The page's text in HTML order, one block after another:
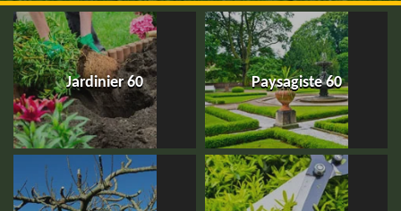
Jardinier 60 Paysagiste 60